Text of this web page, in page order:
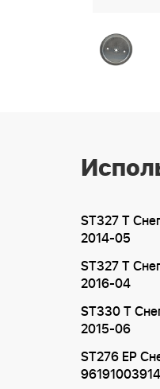
ST327 T
2014-05
ST327 T
2016-04
ST330 T
2015-06
ST276 EP